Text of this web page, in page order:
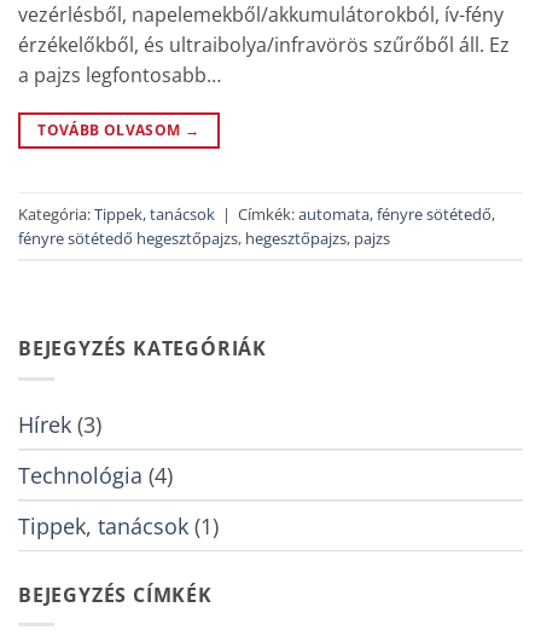
vezérlésből, napelemekből/akkumulátorokból, ív-fény
érzékelőkből, és ultraibolya/infravörös szűrőből áll. Ez
a pajzs legfontosabb…
TOVÁBB OLVASOM →
Kategória:Tippek, tanácsok | Címkék:automata,fényre sötétedő,
fényre sötétedő hegesztőpajzs, hegesztőpajzs, pajzs
BEJEGYZÉS KATEGÓRIÁK
Hírek (3)
Technológia (4)
Tippek, tanácsok (1)
BEJEGYZÉS CÍMKÉK